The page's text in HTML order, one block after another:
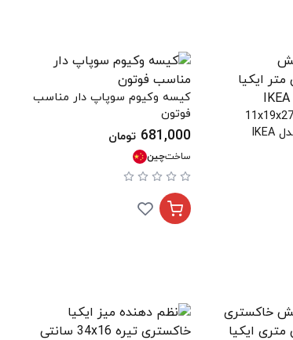
نظم دهنده کفش 11x19x27
سانتی متر ایکیا مدل IKEA
کیسه وکیوم سوپاپ دار مناسب
فوتون
681,000 تومان
ساختچین